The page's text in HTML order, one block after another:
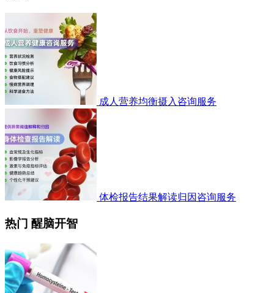
成人营养均衡摄入咨询服务
体检报告结果解读归因咨询服务
热门 醒脑开智